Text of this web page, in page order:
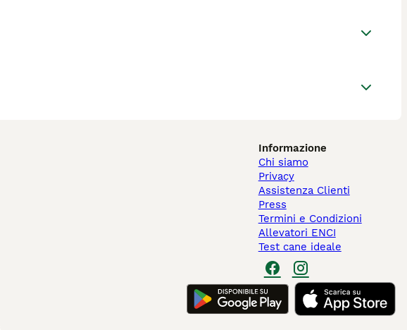
Informazione
Chi siamo
Privacy
Assistenza Clienti
Press
Termini e Condizioni
Allevatori ENCI
Test cane ideale